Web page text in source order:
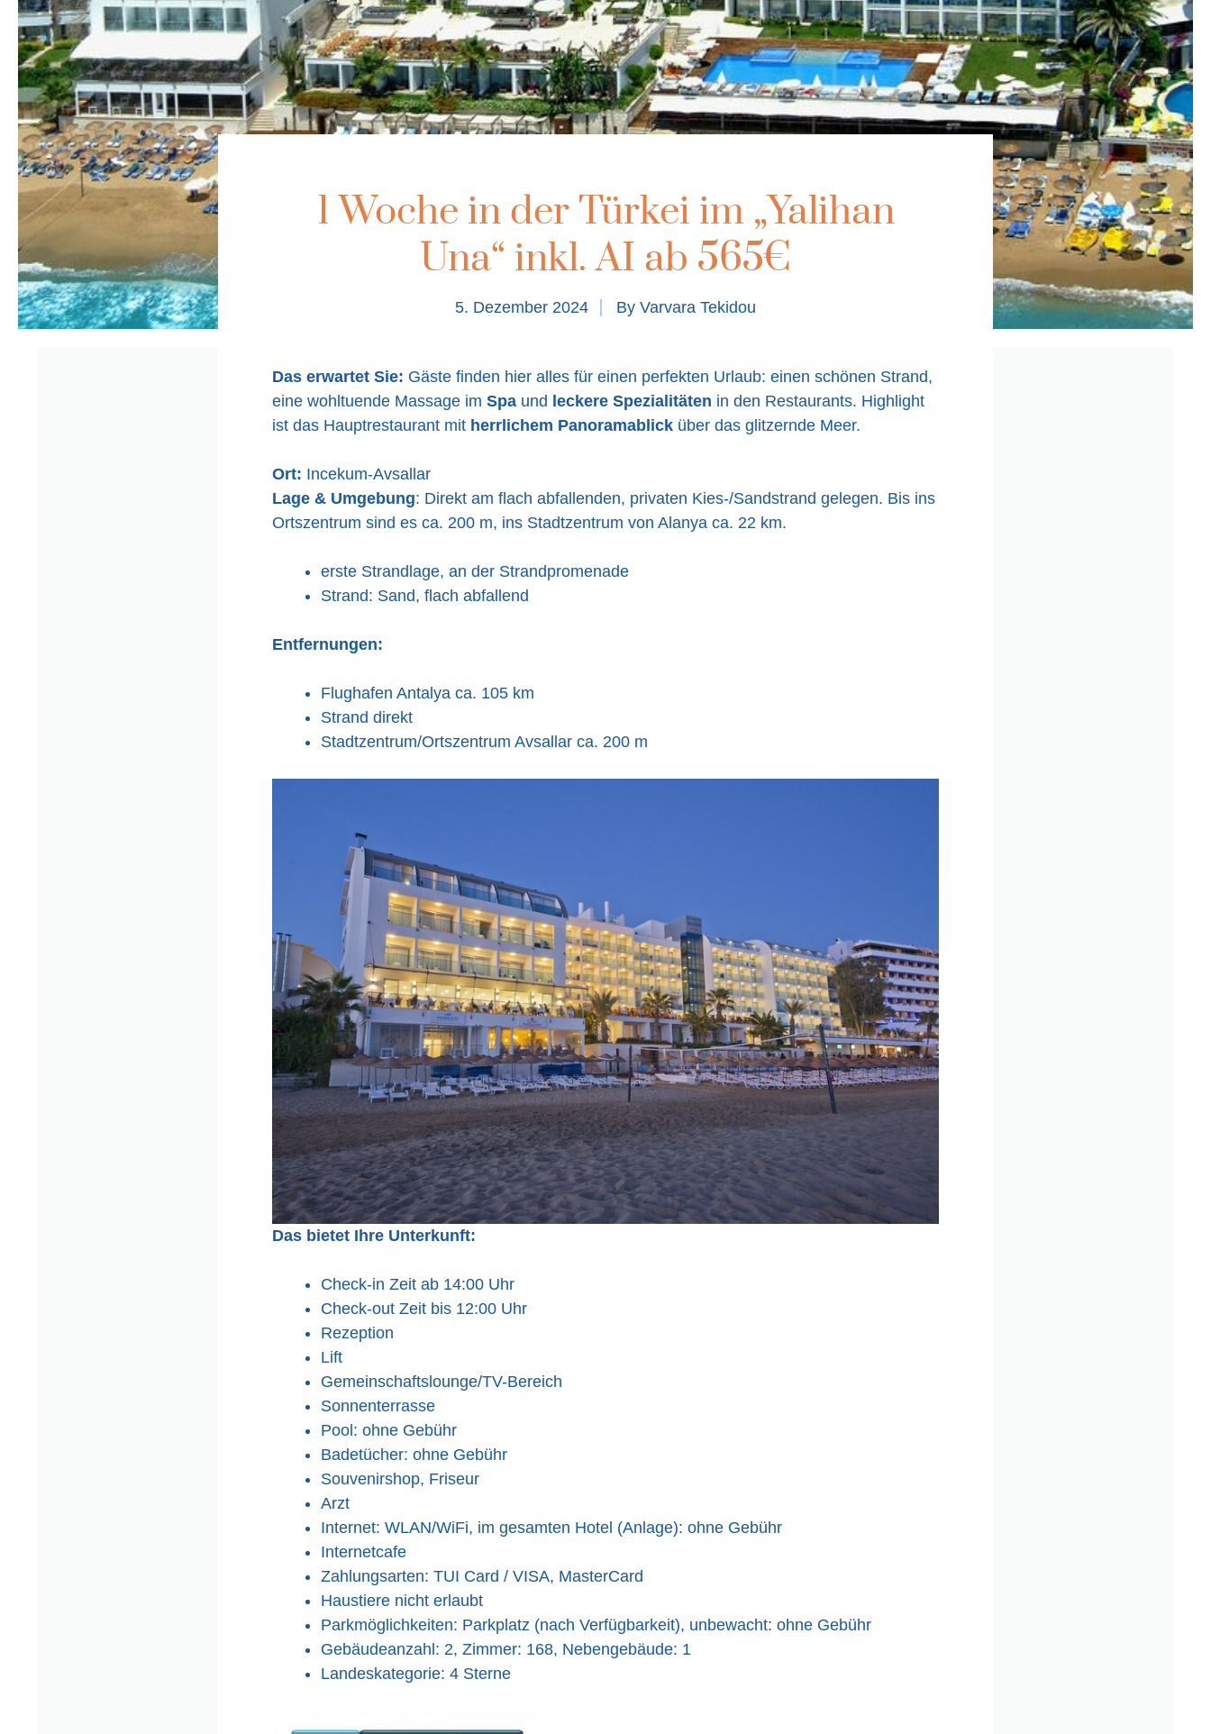
1 Woche in der Türkei im „Yalihan
Una“ inkl. AI ab 565€
5. Dezember 2024 By Varvara Tekidou
Das erwartet Sie: Gäste finden hier alles für einen perfekten Urlaub: einen schönen Strand,
eine wohltuende Massage im Spa und leckere Spezialitäten in den Restaurants. Highlight
ist das Hauptrestaurant mit herrlichem Panoramablick über das glitzernde Meer.
Ort: Incekum-Avsallar
Lage & Umgebung: Direkt am flach abfallenden, privaten Kies-/Sandstrand gelegen. Bis ins
Ortszentrum sind es ca. 200 m, ins Stadtzentrum von Alanya ca. 22 km.
erste Strandlage, an der Strandpromenade
Strand: Sand, flach abfallend
Entfernungen:
Flughafen Antalya ca. 105 km
Strand direkt
Stadtzentrum/Ortszentrum Avsallar ca. 200 m
Das bietet Ihre Unterkunft:
Check-in Zeit ab 14:00 Uhr
Check-out Zeit bis 12:00 Uhr
Rezeption
Lift
Gemeinschaftslounge/TV-Bereich
Sonnenterrasse
Pool: ohne Gebühr
Badetücher: ohne Gebühr
Souvenirshop, Friseur
Arzt
Internet: WLAN/WiFi, im gesamten Hotel (Anlage): ohne Gebühr
Internetcafe
Zahlungsarten: TUI Card / VISA, MasterCard
Haustiere nicht erlaubt
Parkmöglichkeiten: Parkplatz (nach Verfügbarkeit), unbewacht: ohne Gebühr
Gebäudeanzahl: 2, Zimmer: 168, Nebengebäude: 1
Landeskategorie: 4 Sterne